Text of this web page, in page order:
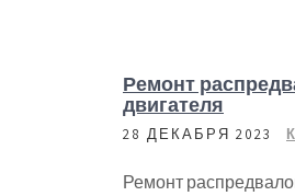
Ремонт
двигателя
28 ДЕКАБРЯ 2023
Ремонт